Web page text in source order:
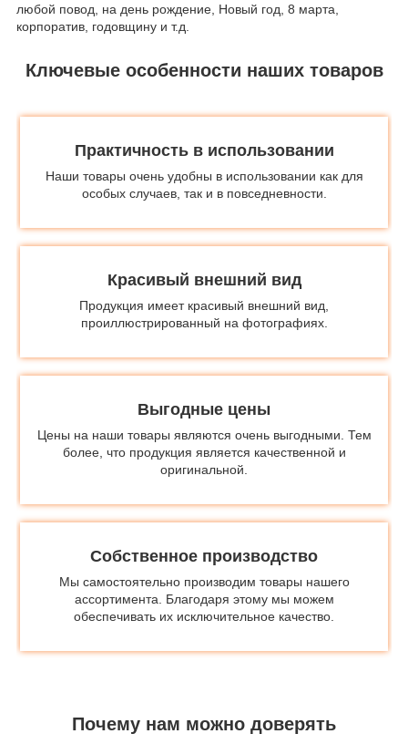
любой повод, на день рождение, Новый год, 8 марта,
корпоратив, годовщину и т.д.
Ключевые особенности наших товаров
Практичность в использовании
Наши товары очень удобны в использовании как для
особых случаев, так и в повседневности.
Красивый внешний вид
Продукция имеет красивый внешний вид,
проиллюстрированный на фотографиях.
Выгодные цены
Цены на наши товары являются очень выгодными. Тем
более, что продукция является качественной и
оригинальной.
Собственное производство
Мы самостоятельно производим товары нашего
ассортимента. Благодаря этому мы можем
обеспечивать их исключительное качество.
Почему нам можно доверять